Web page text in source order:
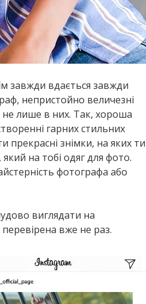
завжди вдається завжди
непристойно величезні
не лише в них. Так, хороша
гарних стильних
знімки, на яких ти
на тобі одяг для фото.
фотографа або
виглядати на
вже не раз.